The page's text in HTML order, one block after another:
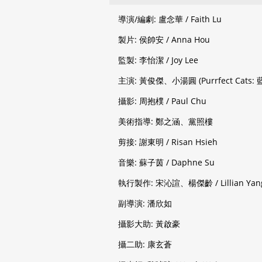
導演/編劇: 盧念華 / Faith Lu
製片: 侯帥安 / Anna Hou
監製: 李怡潔 / Joy Lee
主演: 黃俊傑、小湯圓 (Purrfect Cats:
攝影: 周抱樸 / Paul Chu
美術指導: 鄭之涵、黨照樓
剪接: 謝東明 / Risan Hsieh
音樂: 蘇子茵 / Daphne Su
執行製作: 宋沁諠、楊傑齡 / Lillian
副導演: 潘欣如
攝影大助: 黃啟豪
攝二助: 康玄蒼